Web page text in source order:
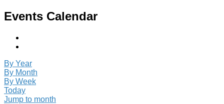
Events Calendar
By Year
By Month
By Week
Today
Jump to month